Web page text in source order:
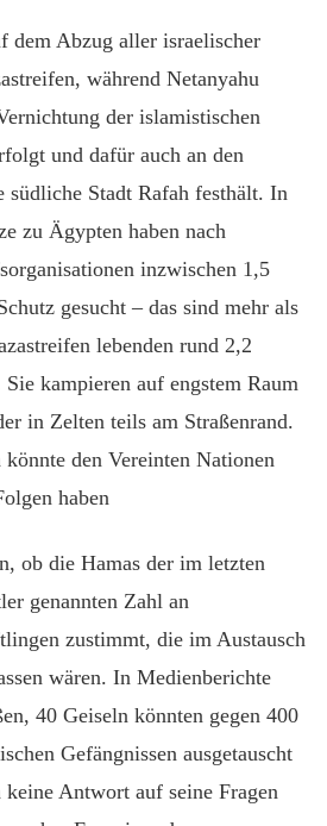
dem Abzug aller israelischer
während Netanyahu
der islamistischen
und dafür auch an den
Stadt Rafah festhält. In
zu Ägypten haben nach
inzwischen 1,5
gesucht – das sind mehr als
lebenden rund 2,2
kampieren auf engstem Raum
in Zelten teils am Straßenrand.
den Vereinten Nationen
haben
ob die Hamas der im letzten
genannten Zahl an
zustimmt, die im Austausch
wären. In Medienberichte
40 Geiseln könnten gegen 400
Gefängnissen ausgetauscht
Antwort auf seine Fragen